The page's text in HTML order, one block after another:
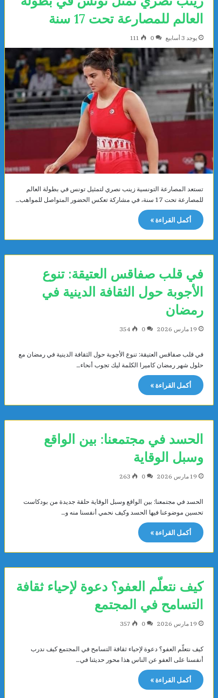
العالم للمصارعة تحت 17 سنة
يوجد 3 أسابيع 0
111
تستعد المصارعة التونسية زينب نصري لتمثيل تونس في بطولة العالم
للمصارعة تحت 17 سنة، في مشاركة تعكس الحضور المتواصل للمواهب…
أكمل القراءة »
في قلب صفاقس العتيقة: تنوع
الأجوبة حول الثقافة الدينية في
رمضان
19 مارس 2026 0
354
في قلب صفاقس العتيقة: تنوع الأجوبة حول الثقافة الدينية في رمضان مع
حلول شهر رمضان كاميرا الكلمة ليك تجوب أنحاء…
أكمل القراءة »
الحسد في مجتمعنا: بين الواقع
وسبل الوقاية
19 مارس 2026 0
263
الحسد في مجتمعنا: بين الواقع وسبل الوقاية حلقة جديدة من بودكاست
تحسين موضوعنا فيها الحسد وكيف نحمي أنفسنا منه و…
أكمل القراءة »
كيف نتعلّم العفو؟ دعوة لإحياء ثقافة
التسامح في المجتمع
19 مارس 2026 0
357
كيف نتعلّم العفو؟ دعوة لإحياء ثقافة التسامح في المجتمع كيف ندرب
أنفسنا على العفو عن الناس هذا محور حديثنا في…
أكمل القراءة »